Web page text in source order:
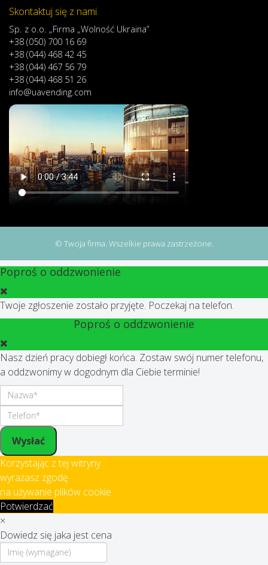
Skontaktuj się z nami
Sp. z o.o. „Firma „Wolność Ukraina”
+38 (050) 700 16 69
+38 (044) 468 42 45
+38 (044) 467 56 79
+38 (044) 468 51 26
info@uavending.com
© Twoja firma. Wszelkie prawa zastrzeżone.
Poproś o oddzwonienie
Twoje zgłoszenie zostało przyjęte. Poczekaj na telefon.
Poproś o oddzwonienie
Nasz dzień pracy dobiegł końca. Zostaw swój numer telefonu,
a oddzwonimy w dogodnym dla Ciebie terminie!
Wysłać
Korzystając z tej witryny
wyrażasz zgodę
na używanie plików cookie
Potwierdzać
×
Dowiedz się jaka jest cena